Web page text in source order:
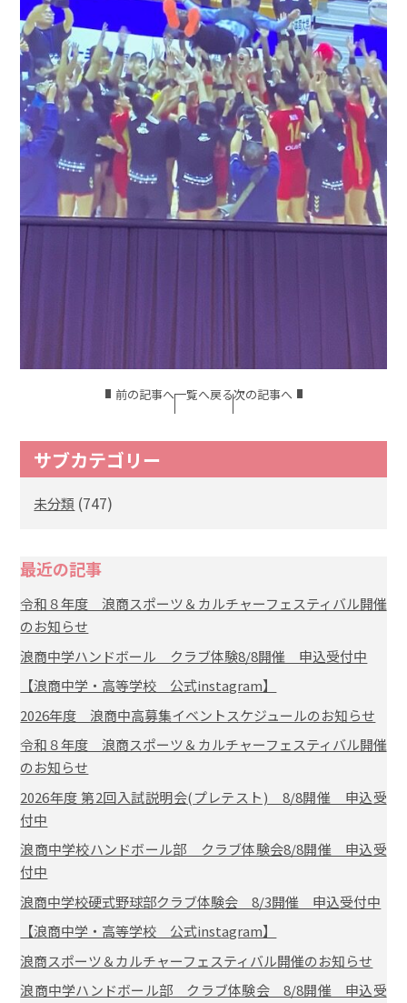
前の記事へ一覧へ戻る次の記事へ
サブカテゴリー
未分類 (747)
最近の記事
令和８年度 浪商スポーツ＆カルチャーフェスティバル開催
のお知らせ
浪商中学ハンドボール クラブ体験8/8開催 申込受付中
【浪商中学・高等学校 公式instagram】
2026年度 浪商中高募集イベントスケジュールのお知らせ
令和８年度 浪商スポーツ＆カルチャーフェスティバル開催
のお知らせ
2026年度 第2回入試説明会(プレテスト) 8/8開催 申込受
付中
浪商中学校ハンドボール部 クラブ体験会8/8開催 申込受
付中
浪商中学校硬式野球部クラブ体験会 8/3開催 申込受付中
【浪商中学・高等学校 公式instagram】
浪商スポーツ＆カルチャーフェスティバル開催のお知らせ
浪商中学ハンドボール部 クラブ体験会 8/8開催 申込受